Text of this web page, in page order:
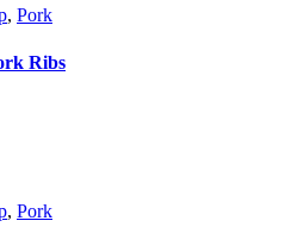
, Pork
Ribs
, Pork